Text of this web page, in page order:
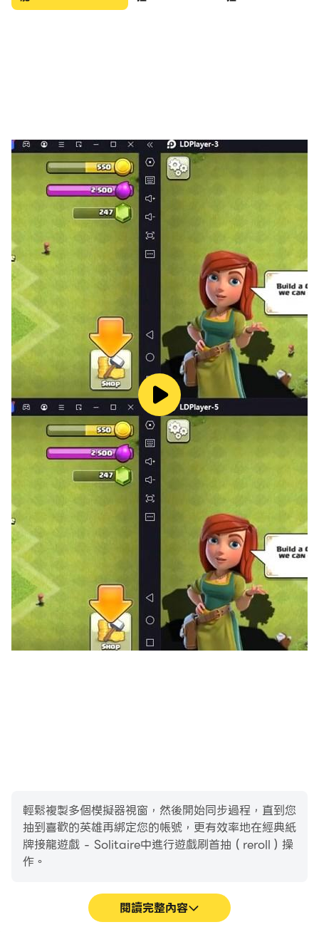
freecell）或任何其他耐心牌遊戲。
輕鬆複製多個模擬器視窗，然後開始同步過程，直到您
抽到喜歡的英雄再綁定您的帳號，更有效率地在經典紙
牌接龍遊戲 - Solitaire中進行遊戲刷首抽（reroll）操
作。
閱讀完整內容